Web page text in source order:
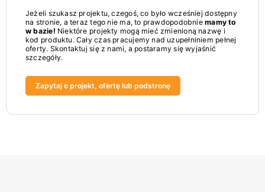
Jeżeli szukasz projektu, czegoś, co było wcześniej dostępny
na stronie, a teraz tego nie ma, to prawdopodobniemamy to
w bazie! Niektóre projekty mogą mieć zmienioną nazwę i
kod produktu. Cały czas pracujemy nad uzupełniniem pełnej
oferty. Skontaktuj się z nami, a postaramy się wyjaśnić
szczegóły.
Zapytaj o projekt, ofertę lub podstronę